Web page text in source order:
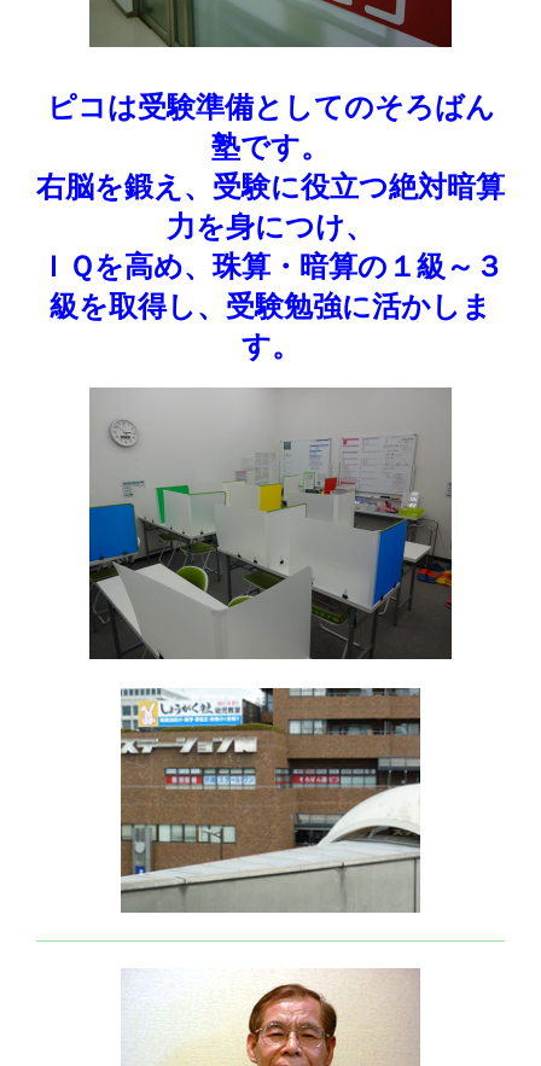
ピコは受験準備としてのそろばん
塾です。
右脳を鍛え、受験に役立つ絶対暗算
力を身につけ、
ＩＱを高め、珠算・暗算の１級～３
級を取得し、受験勉強に活かしま
す。